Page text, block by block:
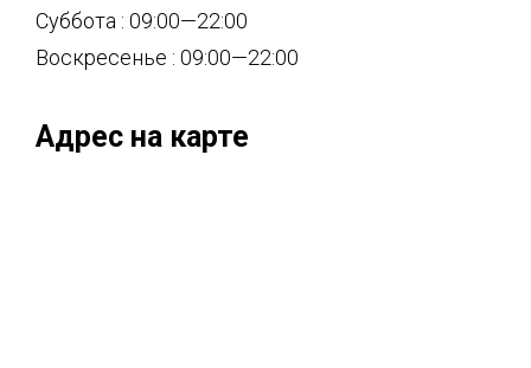
Суббота : 09:00—22:00
Воскресенье : 09:00—22:00
Адрес на карте